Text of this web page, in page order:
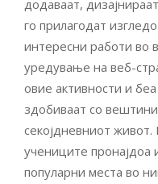
додаваат,
го прилагодат
интересни работи во
уредување на веб-
овие активности и
здобиваат со
секојдневниот
учениците
популарни места во